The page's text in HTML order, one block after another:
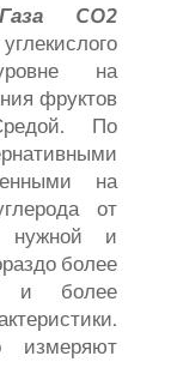
CO2
на
фруктов
По
на
от
нужной и
более
и более
измеряют